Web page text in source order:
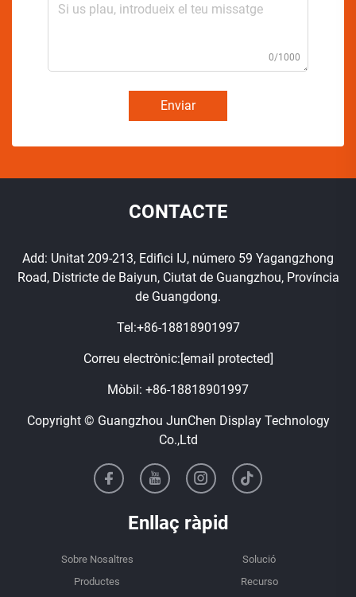
0/1000
Enviar
CONTACTE
Add: Unitat 209-213, Edifici IJ, número 59 Yagangzhong
Road, Districte de Baiyun, Ciutat de Guangzhou, Província
de Guangdong.
Tel:+86-18818901997
Correu electrònic: [email protected]
Mòbil: +86-18818901997
Copyright © Guangzhou JunChen Display Technology
Co.,Ltd
Enllaç ràpid
Sobre Nosaltres
Solució
Productes
Recurso